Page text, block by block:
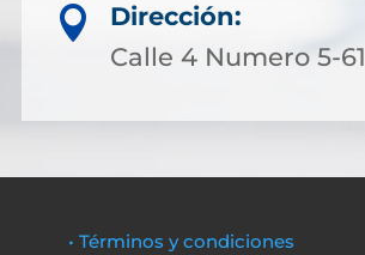

Dirección:
Calle 4 Numero 5-61
• Términos y condiciones